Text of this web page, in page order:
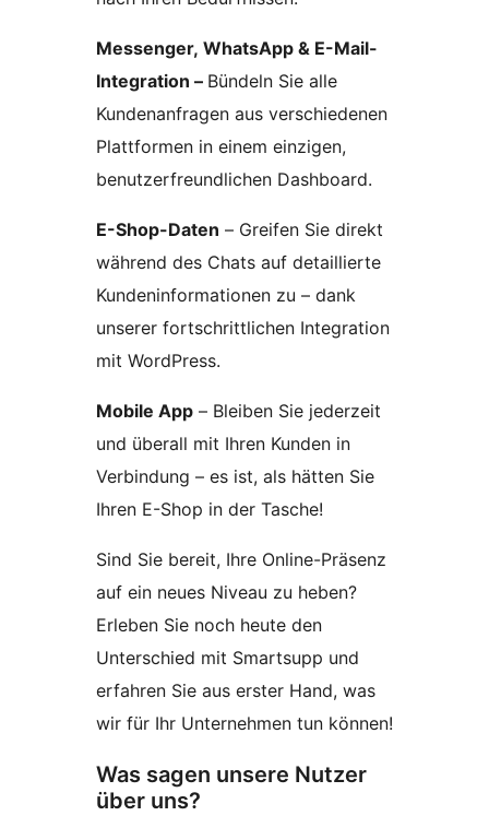
Messenger, WhatsApp & E-Mail-
Integration – Bündeln Sie alle
Kundenanfragen aus verschiedenen
Plattformen in einem einzigen,
benutzerfreundlichen Dashboard.
E-Shop-Daten – Greifen Sie direkt
während des Chats auf detaillierte
Kundeninformationen zu – dank
unserer fortschrittlichen Integration
mit WordPress.
Mobile App – Bleiben Sie jederzeit
und überall mit Ihren Kunden in
Verbindung – es ist, als hätten Sie
Ihren E-Shop in der Tasche!
Sind Sie bereit, Ihre Online-Präsenz
auf ein neues Niveau zu heben?
Erleben Sie noch heute den
Unterschied mit Smartsupp und
erfahren Sie aus erster Hand, was
wir für Ihr Unternehmen tun können!
Was sagen unsere Nutzer
über uns?